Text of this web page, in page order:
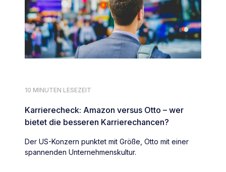
10 MINUTEN LESEZEIT
Karrierecheck: Amazon versus Otto – wer
bietet die besseren Karrierechancen?
Der US-Konzern punktet mit Größe, Otto mit einer
spannenden Unternehmenskultur.